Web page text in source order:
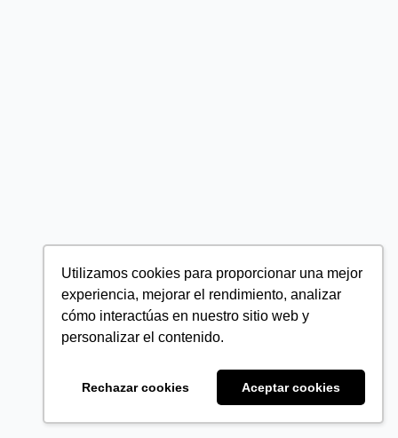
Utilizamos cookies para proporcionar una mejor
experiencia, mejorar el rendimiento, analizar
cómo interactúas en nuestro sitio web y
personalizar el contenido.
Rechazar cookies Aceptar cookies